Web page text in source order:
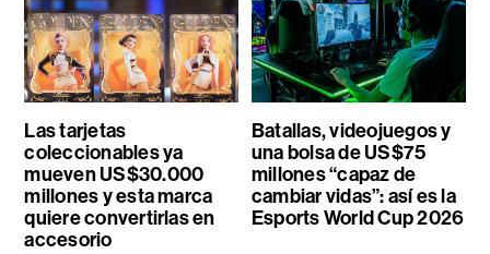
Las tarjetas
coleccionables ya
mueven US$30.000
millones y esta marca
quiere convertirlas en
accesorio
Batallas, videojuegos y
una bolsa de US$75
millones “capaz de
cambiar vidas”: así es la
Esports World Cup 2026